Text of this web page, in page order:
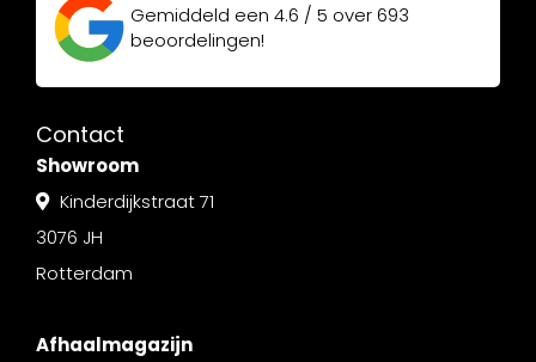
Gemiddeld een 4.6 / 5 over693
beoordelingen!
Contact
Showroom
Kinderdijkstraat 71
3076 JH
Rotterdam
Afhaalmagazijn